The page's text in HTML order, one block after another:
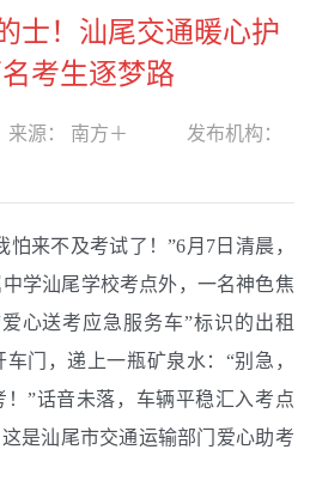
士！汕尾交通暖心护
考生逐梦路
来源： 南方＋
发布机构：
来不及考试了！”6月7日清晨，
学汕尾学校考点外，一名神色焦
心送考应急服务车”标识的出租
门，递上一瓶矿泉水：“别急，
”话音未落，车辆平稳汇入考点
是汕尾市交通运输部门爱心助考